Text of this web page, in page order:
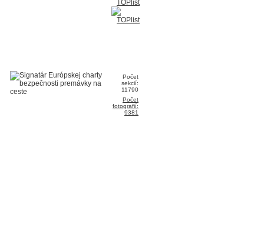
Počet
sekcií:
11790
Počet
fotografií:
9381